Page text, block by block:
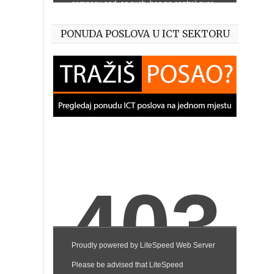
PONUDA POSLOVA U ICT SEKTORU